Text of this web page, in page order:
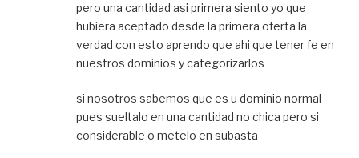
pero una cantidad asi primera siento yo que
hubiera aceptado desde la primera oferta la
verdad con esto aprendo que ahi que tener fe en
nuestros dominios y categorizarlos
si nosotros sabemos que es u dominio normal
pues sueltalo en una cantidad no chica pero si
considerable o metelo en subasta